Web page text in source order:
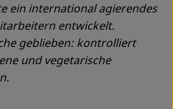
ein international agierendes
entwickelt.
geblieben: kontrolliert
und vegetarische